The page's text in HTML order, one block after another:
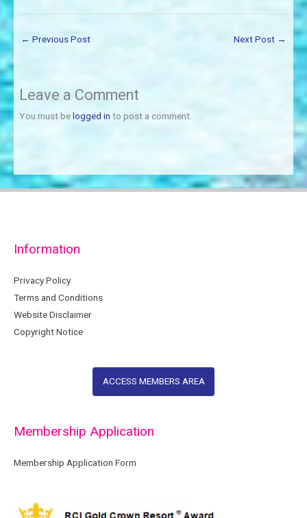
← Previous Post Next Post →
Leave a Comment
You must belogged in to post a comment.
Information
Privacy Policy
Terms and Conditions
Website Disclaimer
Copyright Notice
ACCESS MEMBERS AREA
Membership Application
Membership Application Form